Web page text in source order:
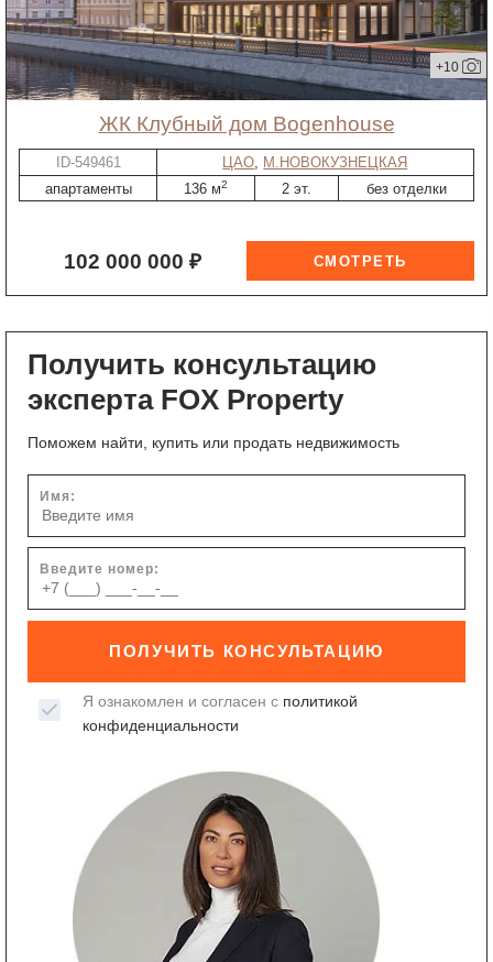
+10
ЖК Клубный дом Bogenhouse
ID-549461 ЦАО, М.НОВОКУЗНЕЦКАЯ
апартаменты
136 м2 2 эт. без отделки
102 000 000 ₽
Получить консультацию
эксперта FOX Property
Поможем найти, купить или продать недвижимость
Имя:
Введите номер:
ПОЛУЧИТЬ КОНСУЛЬТАЦИЮ
Я ознакомлен и согласен с политикой
конфиденциальности